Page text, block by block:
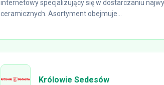
internetowy specjalizujący się w dostarczaniu
ceramicznych. Asortyment obejmuje...
Królowie Sedesów